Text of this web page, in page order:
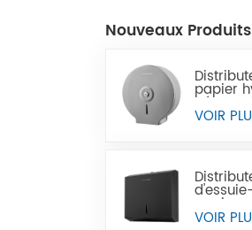
Nouveaux Produits
papier
géant en
VOIR
papier
VOIR